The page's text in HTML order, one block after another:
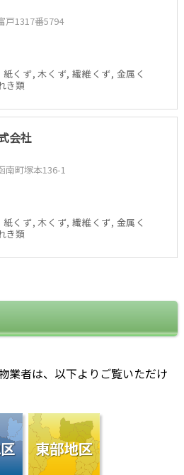
戸1317番5794
くず, 木くず, 繊維くず, 金属く
き類
会社
南町塚本136-1
くず, 木くず, 繊維くず, 金属く
き類
業者は、以下よりご覧いただけ